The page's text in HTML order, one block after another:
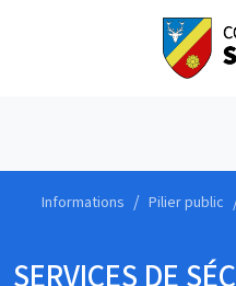
Informations Pilier public
SERVICES DE